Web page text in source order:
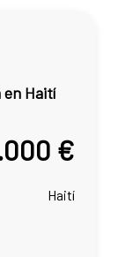
en Haití
€
Haití